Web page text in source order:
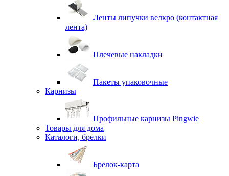
Ленты липучки велкро (контактная
лента)
Плечевые накладки
Пакеты упаковочные
Карнизы
Профильные карнизы Pingwie
Товары для дома
Каталоги, брелки
Брелок-карта